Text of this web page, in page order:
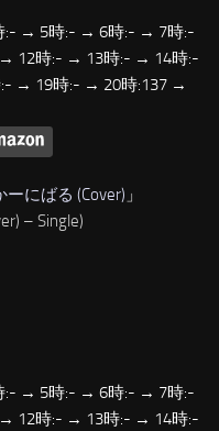
→ 5時:- → 6時:- → 7時:-
12時:- → 13時:- → 14時:-
→ 19時:- → 20時:137 →
にばる (Cover) 」
– Single)
→ 5時:- → 6時:- → 7時:-
12時:- → 13時:- → 14時:-